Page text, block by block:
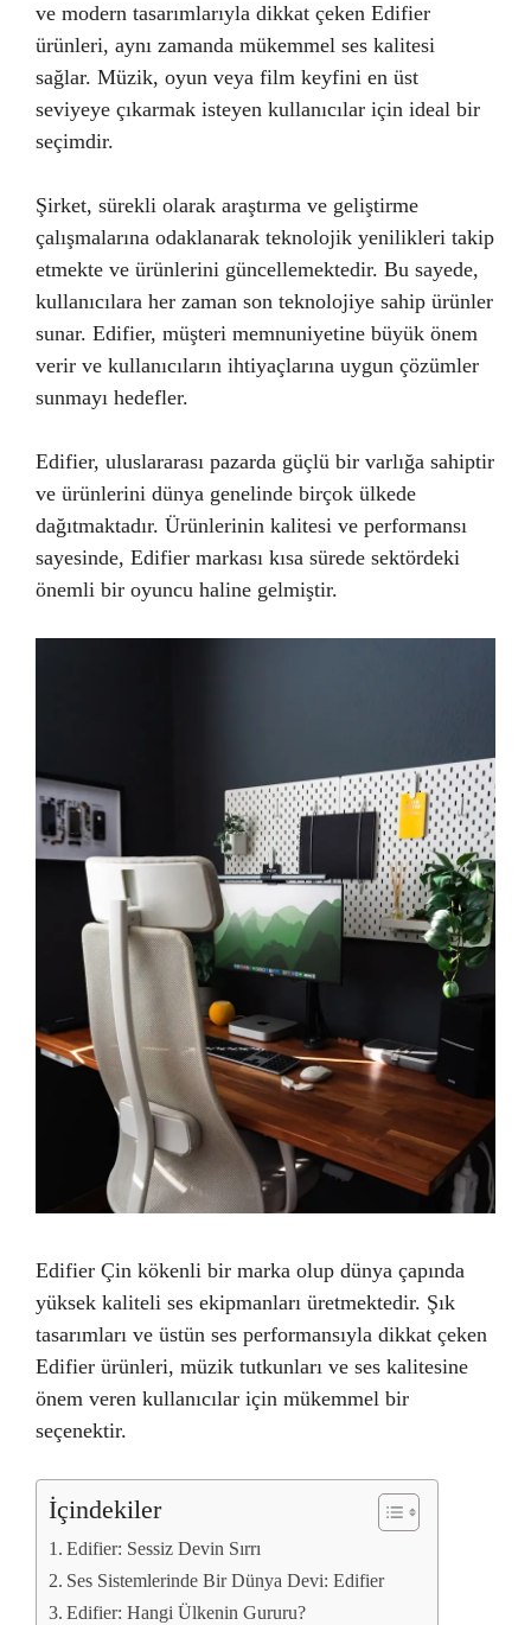
ve modern tasarımlarıyla dikkat çeken Edifier
ürünleri, aynı zamanda mükemmel ses kalitesi
sağlar. Müzik, oyun veya film keyfini en üst
seviyeye çıkarmak isteyen kullanıcılar için ideal bir
seçimdir.
Şirket, sürekli olarak araştırma ve geliştirme
çalışmalarına odaklanarak teknolojik yenilikleri takip
etmekte ve ürünlerini güncellemektedir. Bu sayede,
kullanıcılara her zaman son teknolojiye sahip ürünler
sunar. Edifier, müşteri memnuniyetine büyük önem
verir ve kullanıcıların ihtiyaçlarına uygun çözümler
sunmayı hedefler.
Edifier, uluslararası pazarda güçlü bir varlığa sahiptir
ve ürünlerini dünya genelinde birçok ülkede
dağıtmaktadır. Ürünlerinin kalitesi ve performansı
sayesinde, Edifier markası kısa sürede sektördeki
önemli bir oyuncu haline gelmiştir.
Edifier Çin kökenli bir marka olup dünya çapında
yüksek kaliteli ses ekipmanları üretmektedir. Şık
tasarımları ve üstün ses performansıyla dikkat çeken
Edifier ürünleri, müzik tutkunları ve ses kalitesine
önem veren kullanıcılar için mükemmel bir
seçenektir.
İçindekiler
Edifier: Sessiz Devin Sırrı
Ses Sistemlerinde Bir Dünya Devi: Edifier
Edifier: Hangi Ülkenin Gururu?